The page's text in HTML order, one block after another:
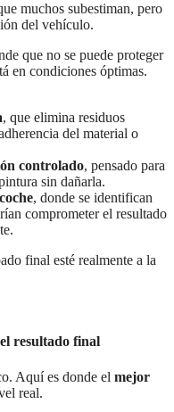
muchos subestiman, pero
del vehículo.
que no se puede proteger
en condiciones óptimas.
, que elimina residuos
del material o
controlado, pensado para
sin dañarla.
, donde se identifican
comprometer el resultado
final esté realmente a la
resultado final
Aquí es donde el mejor
real.